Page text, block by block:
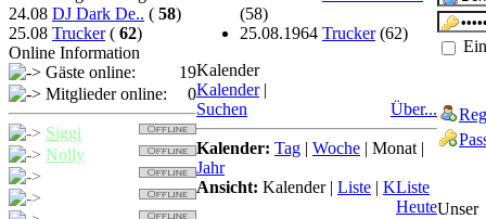
24.08 DJ Dark De.. ( 58)
25.08 Trucker( 62)
Online Information
Gäste online:
19
Mitglieder online:
0
Siggi
Nolly
(58)
25.08.1964 Trucker(62)
Kalender
Kalender |
Suchen
Über...
Kalender: Tag | Woche | Monat |
Jahr
Ansicht: Kalender| Liste | KListe
HeuteUnser